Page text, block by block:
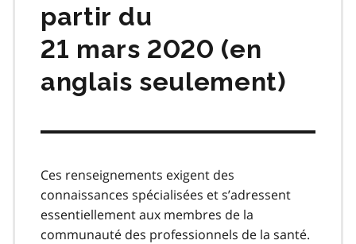
partir du
21 mars 2020 (en
anglais seulement)
Ces renseignements exigent des
connaissances spécialisées et s’adressent
essentiellement aux membres de la
communauté des professionnels de la santé.